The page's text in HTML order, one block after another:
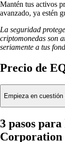
Mantén tus activos
avanzado, ya estén
La seguridad
criptomonedas son
seriamente a tus
Precio de
Empieza en cuestión
3 pasos
Corporation